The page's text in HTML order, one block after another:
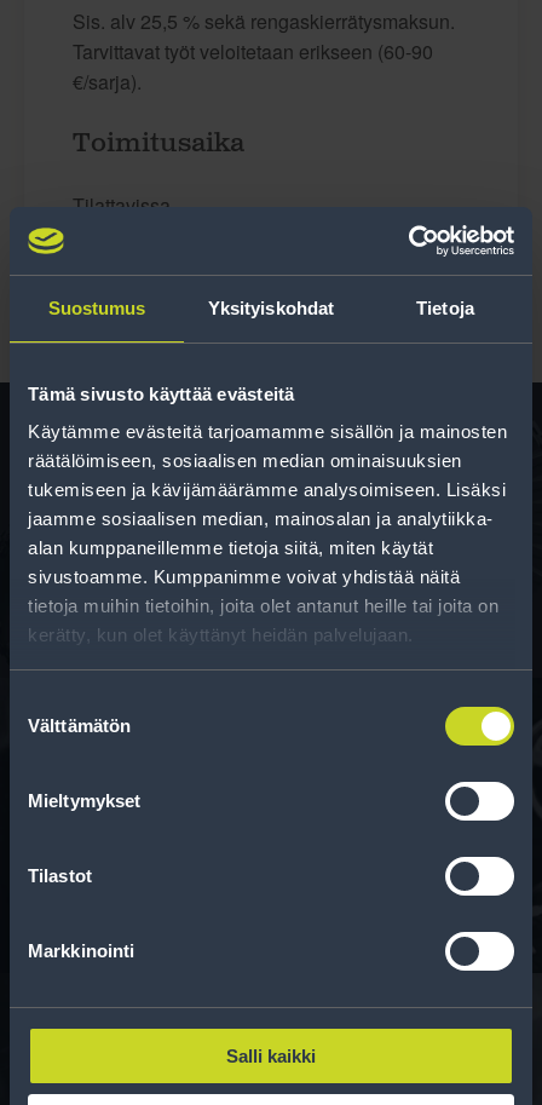
Suostumus Yksityiskohdat Tietoja
Tämä sivusto käyttää evästeitä
Käytämme evästeitä tarjoamamme sisällön ja mainosten
räätälöimiseen, sosiaalisen median ominaisuuksien
tukemiseen ja kävijämäärämme analysoimiseen. Lisäksi
jaamme sosiaalisen median, mainosalan ja analytiikka-
alan kumppaneillemme tietoja siitä, miten käytät
sivustoamme. Kumppanimme voivat yhdistää näitä
tietoja muihin tietoihin, joita olet antanut heille tai joita on
kerätty, kun olet käyttänyt heidän palvelujaan.
valinta
Välttämätön
Mieltymykset
Tilastot
Markkinointi
Salli kaikki
Sis. alv 25,5 % sekä rengaskierrätysmaksun.
Tarvittavat työt veloitetaan erikseen (60-90
€/sarja).
Toimitusaika
Tilattavissa
Rengas­laskuri
Auttaa sinua valitsemaan oikean kokoisen renkaan,
kun vaihdat rengaskokoa.
Rengasinfo